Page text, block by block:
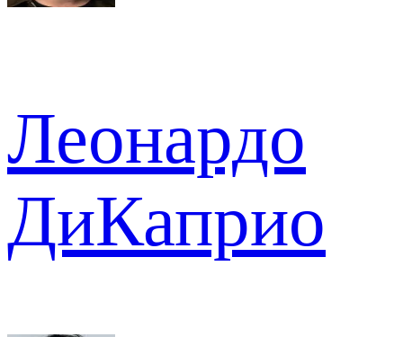
Леонардо
ДиКаприо